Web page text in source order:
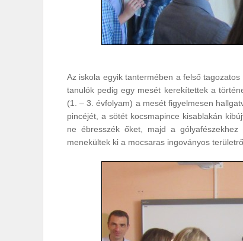
Az iskola egyik tantermében a felső
tanulók pedig egy mesét kerekítettek a
(1. – 3. évfolyam) a mesét figyelmesen
pincéjét, a sötét kocsmapince kisablakán
ne ébresszék őket, majd a
menekültek ki a mocsaras ingoványos